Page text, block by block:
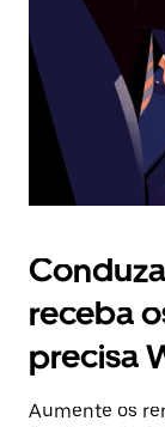
o
calendário.
receba
precisa
Aumente os